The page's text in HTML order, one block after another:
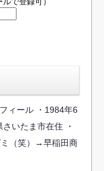
ィール ・1984年6
いたま市在住 ・
（笑）→早稲田商